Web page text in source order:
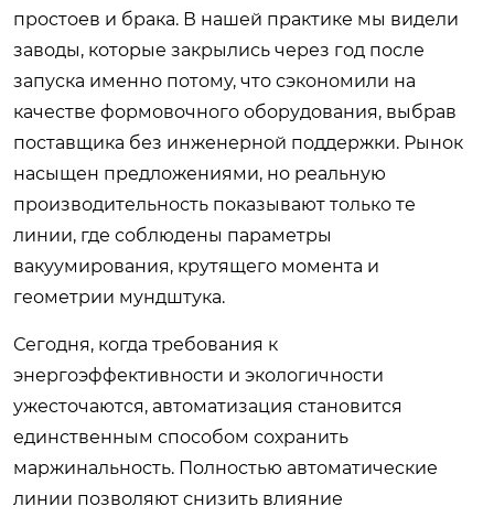
простоев и брака. В нашей практике мы видели
заводы, которые закрылись через год после
запуска именно потому, что сэкономили на
качестве формовочного оборудования, выбрав
поставщика без инженерной поддержки. Рынок
насыщен предложениями, но реальную
производительность показывают только те
линии, где соблюдены параметры
вакуумирования, крутящего момента и
геометрии мундштука.
Сегодня, когда требования к
энергоэффективности и экологичности
ужесточаются, автоматизация становится
единственным способом сохранить
маржинальность. Полностью автоматические
линии позволяют снизить влияние